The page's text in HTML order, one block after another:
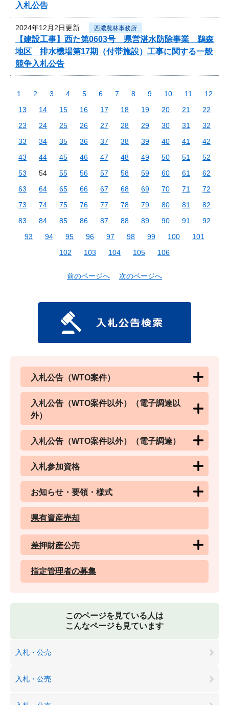
入札公告
2024年12月2日更新 西濃農林事務所
【建設工事】西た第0603号 県営湛水防除事業 鵜森
地区 排水機場第17期（付帯施設）工事に関する一般
競争入札公告
1 2 3 4 5 6 7 8 9 10 11
12
13
14 15 16 17 18 19 20 21
22
23
24 25 26 27 28 29 30 31
32
33
34 35 36 37 38 39 40 41
42
43
44 45 46 47 48 49 50 51
52
53
54 55 56 57 58 59 60 61
62
63
64 65 66 67 68 69 70 71
72
73
74 75 76 77 78 79 80 81
82
83
84 85 86 87 88 89 90 91
92
93
94 95 96 97 98 99 100
101
102
103 104 105 106
前のページへ 次のページへ
入札公告（WTO案件）
入札公告（WTO案件以外）（電子調達以
外）
入札公告（WTO案件以外）（電子調達）
入札参加資格
お知らせ・要領・様式
県有資産売却
差押財産公売
指定管理者の募集
このページを見ている人は
こんなページも見ています
入札・公売
入札・公売